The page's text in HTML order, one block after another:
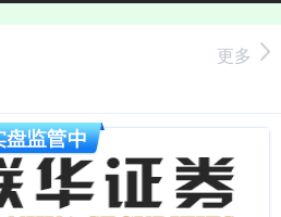
更多